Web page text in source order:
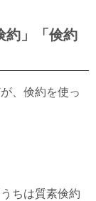
約」「倹約
、倹約を使っ
ちは質素倹約